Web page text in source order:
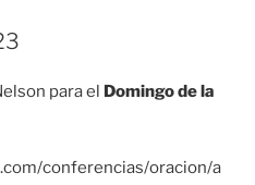
para el Domingo de la
conferencias/oracion/a